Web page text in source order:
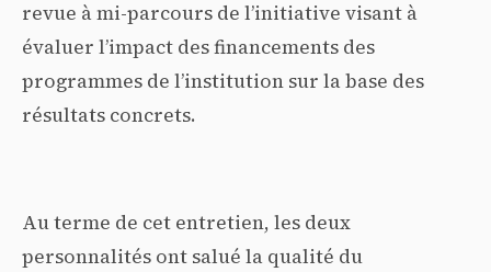
revue à mi-parcours de l’initiative visant à
évaluer l’impact des financements des
programmes de l’institution sur la base des
résultats concrets.
Au terme de cet entretien, les deux
personnalités ont salué la qualité du